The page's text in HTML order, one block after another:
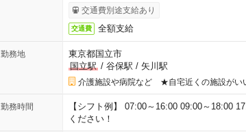
交通費別途支給あり
交通費 全額支給
勤務地
東京都国立市
国立駅/ 谷保駅 / 矢川駅
介護施設や病院など ★自宅近くの施設がい
勤務時間
【シフト例】 07:00～16:00 09:00～18:00
ください！